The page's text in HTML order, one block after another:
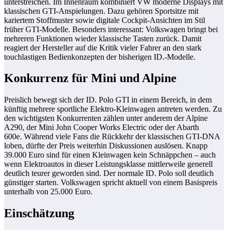
klassischen GTI-Anspielungen. Dazu gehören Sportsitze mit
kariertem Stoffmuster sowie digitale Cockpit-Ansichten im Stil
früher GTI-Modelle. Besonders interessant: Volkswagen bringt bei
mehreren Funktionen wieder klassische Tasten zurück. Damit
reagiert der Hersteller auf die Kritik vieler Fahrer an den stark
touchlastigen Bedienkonzepten der bisherigen ID.-Modelle.
Konkurrenz für Mini und Alpine
Preislich bewegt sich der ID. Polo GTI in einem Bereich, in dem
künftig mehrere sportliche Elektro-Kleinwagen antreten werden. Zu
den wichtigsten Konkurrenten zählen unter anderem der Alpine
A290, der Mini John Cooper Works Electric oder der Abarth
600e. Während viele Fans die Rückkehr der klassischen GTI-DNA
loben, dürfte der Preis weiterhin Diskussionen auslösen. Knapp
39.000 Euro sind für einen Kleinwagen kein Schnäppchen – auch
wenn Elektroautos in dieser Leistungsklasse mittlerweile generell
deutlich teurer geworden sind. Der normale ID. Polo soll deutlich
günstiger starten. Volkswagen spricht aktuell von einem Basispreis
unterhalb von 25.000 Euro.
Einschätzung